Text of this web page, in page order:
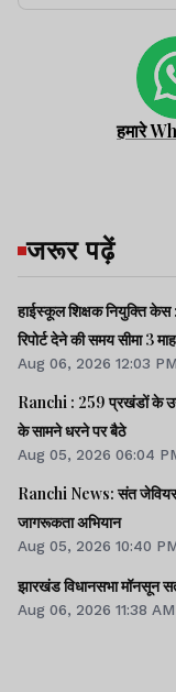
हमारे
जरूर पढ़ें
हाईस्कूल शिक्षक नियुक्ति
रिपोर्ट देने की समय सीमा 3
Aug 06, 2026 12:03 PM
Ranchi : 259 प्रखंडों के
के सामने धरने पर बैठे
Aug 05, 2026 06:04
Ranchi News: संत
जागरूकता अभियान
Aug 05, 2026 10:40
झारखंड विधानसभा मॉनसून
Aug 06, 2026 11:38 AM